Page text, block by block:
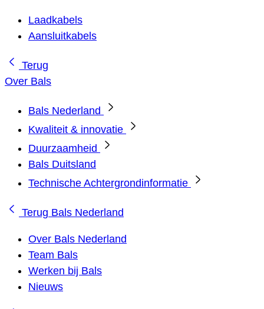
Laadkabels
Aansluitkabels
Terug
Over Bals
Bals Nederland
Kwaliteit & innovatie
Duurzaamheid
Bals Duitsland
Technische Achtergrondinformatie
Terug Bals Nederland
Over Bals Nederland
Team Bals
Werken bij Bals
Nieuws